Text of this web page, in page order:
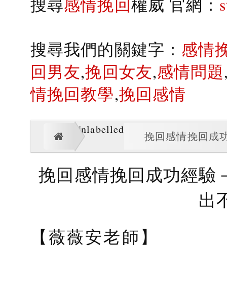
搜尋我們的關鍵字： 感情
回男友,挽回女友,感情問題
情挽回教學,挽回感情
Unlabelled
挽回感情挽回成
挽回感情挽回成功經驗
出
【薇薇安老師】